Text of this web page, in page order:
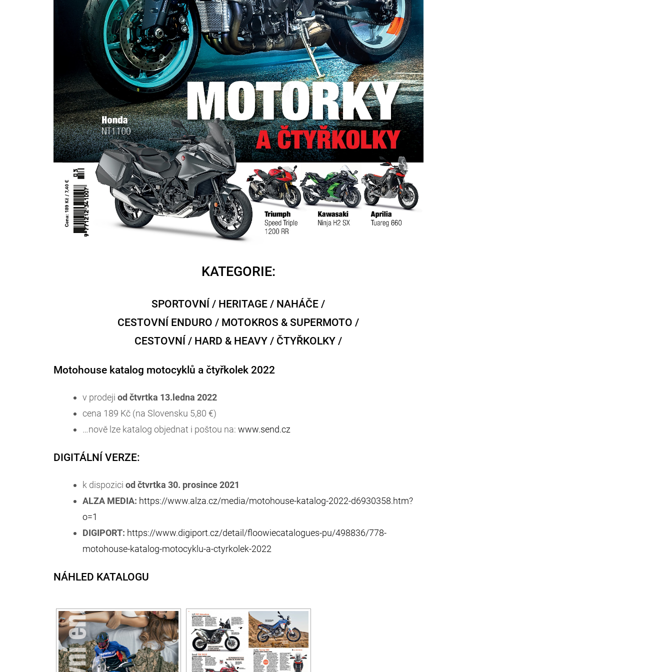
KATEGORIE:
SPORTOVNÍ / HERITAGE / NAHÁČE /
CESTOVNÍ ENDURO / MOTOKROS & SUPERMOTO /
CESTOVNÍ / HARD & HEAVY / ČTYŘKOLKY /
Motohouse katalog motocyklů a čtyřkolek 2022
v prodeji od čtvrtka 13.ledna 2022
cena 189 Kč (na Slovensku 5,80 €)
…nově lze katalog objednat i poštou na: www.send.cz
DIGITÁLNÍ VERZE:
k dispozici od čtvrtka 30. prosince 2021
ALZA MEDIA: https://www.alza.cz/media/motohouse-katalog-2022-d6930358.htm?
o=1
DIGIPORT: https://www.digiport.cz/detail/floowiecatalogues-pu/498836/778-
motohouse-katalog-motocyklu-a-ctyrkolek-2022
NÁHLED KATALOGU